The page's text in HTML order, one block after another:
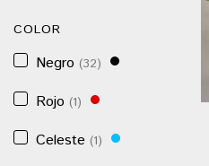
COLOR
Negro (32)
Rojo (1)
Celeste (1)